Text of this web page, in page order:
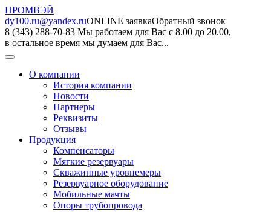
ПРОМВЭЙ
dy100.ru@yandex.ruONLINE заявкаОбратный звонок
8 (343) 288-70-83 Мы работаем для Вас с 8.00 до 20.00,
в остальное время мы думаем для Вас...
О компании
История компании
Новости
Партнеры
Реквизиты
Отзывы
Продукция
Компенсаторы
Мягкие резервуары
Скважинные уровнемеры
Резервуарное оборудование
Мобильные мачты
Опоры трубопровода